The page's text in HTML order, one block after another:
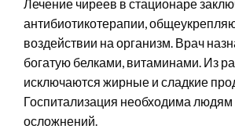
Лечение чиреев в стационаре
антибиотикотерапии,
воздействии на организм. Врач
богатую белками, витаминами. Из
исключаются жирные и сладкие
Госпитализация необходима людям
осложнений.